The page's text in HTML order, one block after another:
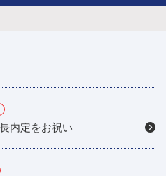
内定をお祝い